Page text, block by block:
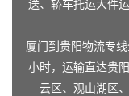
送、轿车托运大件
厦门到贵阳物流专
小时，运输直达贵阳
云区、 观山湖区、